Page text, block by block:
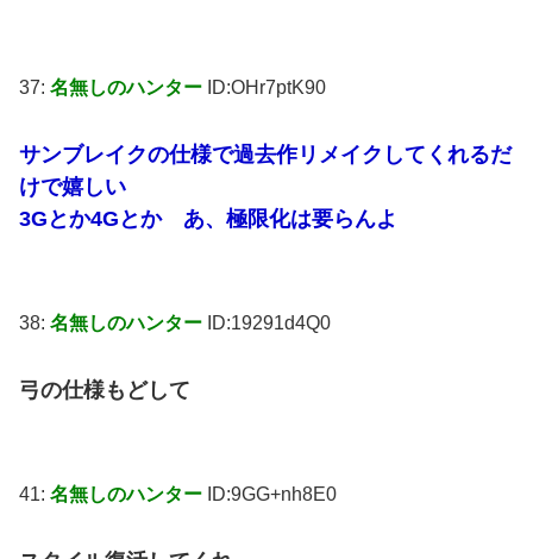
37: 名無しのハンター ID:OHr7ptK90
サンブレイクの仕様で過去作リメイクしてくれるだ
けで嬉しい
3Gとか4Gとか あ、極限化は要らんよ
38: 名無しのハンター ID:19291d4Q0
弓の仕様もどして
41: 名無しのハンター ID:9GG+nh8E0